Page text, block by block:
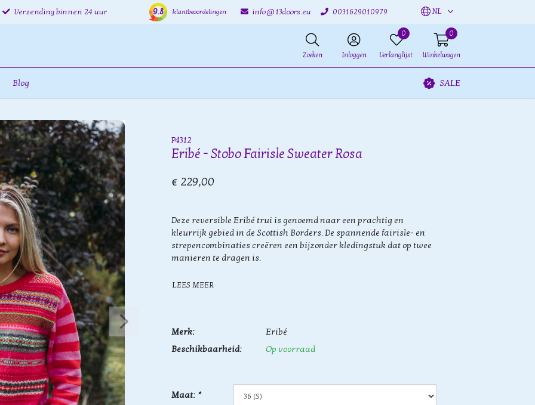
Verzending binnen 24 uur 9.8 klantbeoordelingen info@13doors.eu 0031629010979 NL
Zoeken Inloggen
0
Verlanglijst
0
Winkelwagen
Blog SALE
P4312
Eribé - Stobo Fairisle Sweater Rosa
€ 229,00
Deze reversible Eribé trui is genoemd naar een prachtig en
kleurrijk gebied in de Scottish Borders. De spannende fairisle- en
strepencombinaties creëren een bijzonder kledingstuk dat op twee
manieren te dragen is.
LEES MEER
Merk:
Eribé
Beschikbaarheid:
Op voorraad
Maat: *